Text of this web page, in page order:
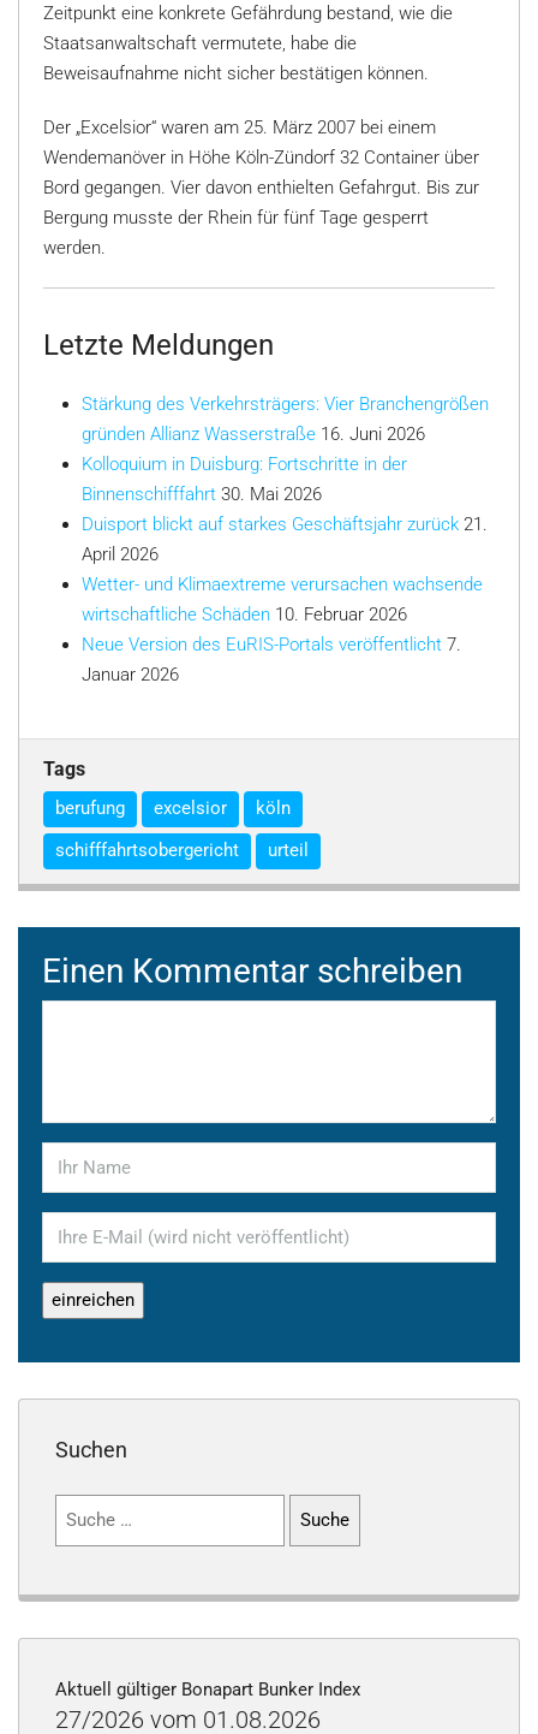
Zeitpunkt eine konkrete Gefährdung bestand, wie die
Staatsanwaltschaft vermutete, habe die
Beweisaufnahme nicht sicher bestätigen können.
Der „Excelsior“ waren am 25. März 2007 bei einem
Wendemanöver in Höhe Köln-Zündorf 32 Container über
Bord gegangen. Vier davon enthielten Gefahrgut. Bis zur
Bergung musste der Rhein für fünf Tage gesperrt
werden.
Letzte Meldungen
Stärkung des Verkehrsträgers: Vier Branchengrößen
gründen Allianz Wasserstraße 16. Juni 2026
Kolloquium in Duisburg: Fortschritte in der
Binnenschifffahrt 30. Mai 2026
Duisport blickt auf starkes Geschäftsjahr zurück 21.
April 2026
Wetter- und Klimaextreme verursachen wachsende
wirtschaftliche Schäden 10. Februar 2026
Neue Version des EuRIS-Portals veröffentlicht 7.
Januar 2026
Tags
berufung excelsior
köln
schifffahrtsobergericht
urteil
Einen Kommentar schreiben
Suchen
Suchen
Aktuell gültiger Bonapart Bunker Index
27/2026 vom 01.08.2026